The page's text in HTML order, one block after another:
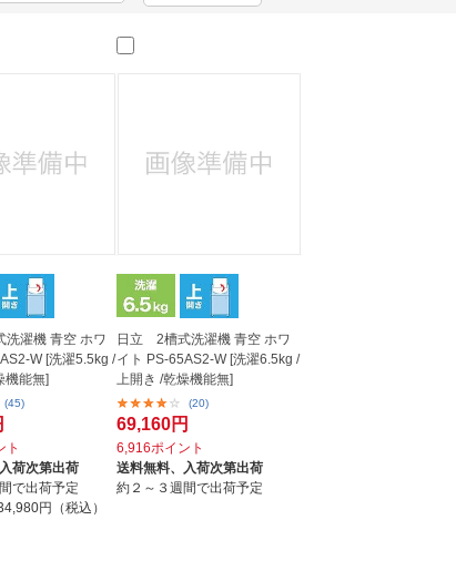
ご利用規約
濯機 青空 ホワ
W [洗濯5.5kg /
機能無]
(45)
ト
入荷次第出荷
で出荷予定
円（税込）
日立 2槽式洗濯機 青空 ホワ
イト PS-65AS2-W [洗濯6.5kg /
上開き /乾燥機能無]
(20)
69,160円
6,916ポイント
送料無料、 入荷次第出荷
約２～３週間で出荷予定